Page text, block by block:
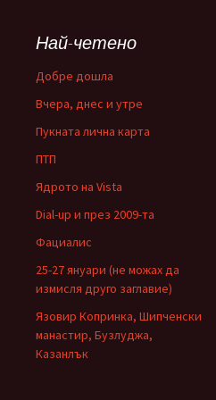
Най-четено
Добре дошла
Вчера, днес и утре
Пукната лична карта
ПТП
Ядрото на Vista
Dial-up и през 2009-та
Фациалис
25-27 януари (не можах да
измисля друго заглавие)
Язовир Копринка, Шипченски
манастир, Бузлуджа,
Казанлък